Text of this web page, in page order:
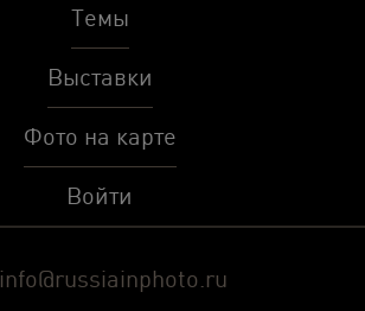
Темы
Выставки
Фото на карте
Войти
info@russiainphoto.ru